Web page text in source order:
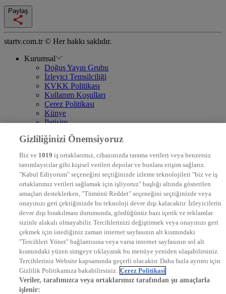
Paylaş
startv.com.tr © Her hakkı saklıdır.
Kurumsal
Doğuş Yayın Grubu
İzleyici Temsilciliği
KVKK Politikası
Kullanım Koşulları
Çerez Politikası
Künye
İletişim
DYG Televizyonlar
STAR
EURO STAR
KRAL POP TV
DYG Radyolar
NTV RADYO
KRAL FM
KRAL POP
EKSEN
VOYAGE
DYG Dijital
ntv.com.tr
ntvspor.net
secim.ntv.com.tr
startv.com.tr
kralmuzik.com.tr
Gizliliğinizi Önemsiyoruz
Biz ve 1019 iş ortaklarımız, cihazınızda tarama verileri veya benzersiz
tanımlayıcılar gibi kişisel verileri depolar ve bunlara erişim sağlarız.
"Kabul Ediyorum" seçeneğini seçtiğinizde izleme teknolojileri "biz ve iş
ortaklarımız verileri sağlamak için işliyoruz" başlığı altında gösterilen
amaçları desteklerken, "Tümünü Reddet" seçeneğini seçtiğinizde veya
onayınızı geri çektiğinizde bu teknoloji devre dışı kalacaktır. İzleyicilerin
devre dışı bırakılması durumunda, gördüğünüz bazı içerik ve reklamlar
sizinle alakalı olmayabilir. Tercihlerinizi değiştirmek veya onayınızı geri
çekmek için istediğiniz zaman internet sayfasının alt kısmındaki
"Tercihleri Yönet" bağlantısına veya varsa internet sayfasının sol alt
kısmındaki yüzen simgeye tıklayarak bu menüye yeniden ulaşabilirsiniz.
Tercihleriniz Website kapsamında geçerli olacaktır. Daha fazla ayrıntı için
Gizlilik Politikamıza bakabilirsiniz. Çerez Politikasi
Veriler, tarafımızca veya ortaklarımız tarafından şu amaçlarla
işlenir: